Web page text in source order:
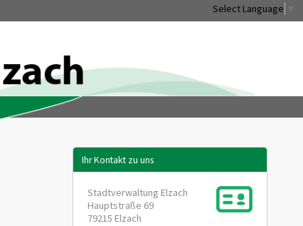
Select Language
Ihr Kontakt zu uns
Stadtverwaltung Elzach
Hauptstraße 69
79215 Elzach